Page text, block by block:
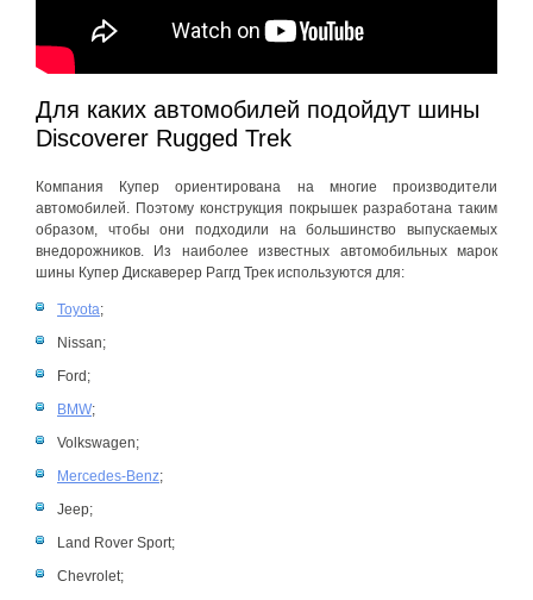
Для каких автомобилей подойдут шины
Discoverer Rugged Trek
Компания Купер ориентирована на многие производители
автомобилей. Поэтому конструкция покрышек разработана таким
образом, чтобы они подходили на большинство выпускаемых
внедорожников. Из наиболее известных автомобильных марок
шины Купер Дискаверер Раггд Трек используются для:
Toyota;
Nissan;
Ford;
BMW;
Volkswagen;
Mercedes-Benz;
Jeep;
Land Rover Sport;
Chevrolet;